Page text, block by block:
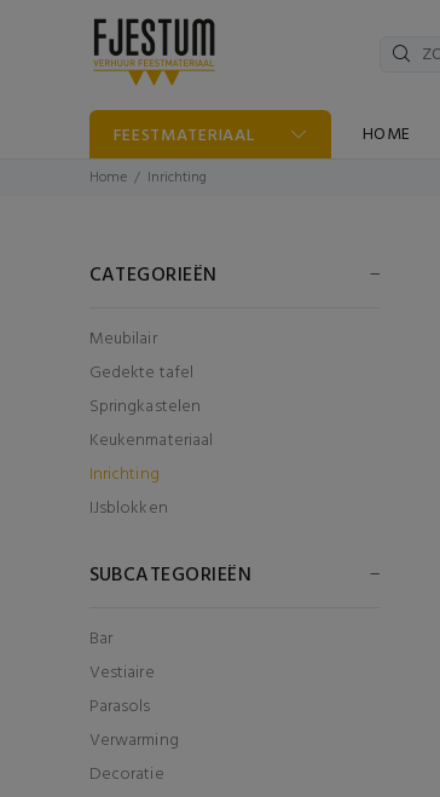
FEESTMATERIAAL HOME
Home Inrichting
CATEGORIEËN
Meubilair
Gedekte tafel
Springkastelen
Keukenmateriaal
Inrichting
IJsblokken
SUBCATEGORIEËN
Bar
Vestiaire
Parasols
Verwarming
Decoratie